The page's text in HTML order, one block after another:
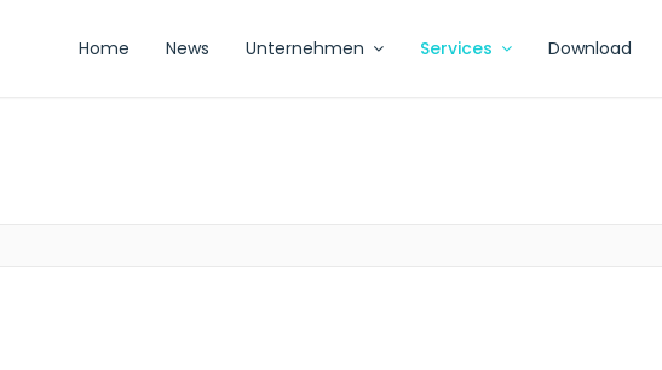
Home News Unternehmen Services Download